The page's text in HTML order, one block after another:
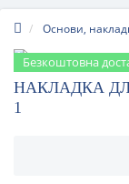
Основи,
Безкоштовна
НАКЛАДКА
1